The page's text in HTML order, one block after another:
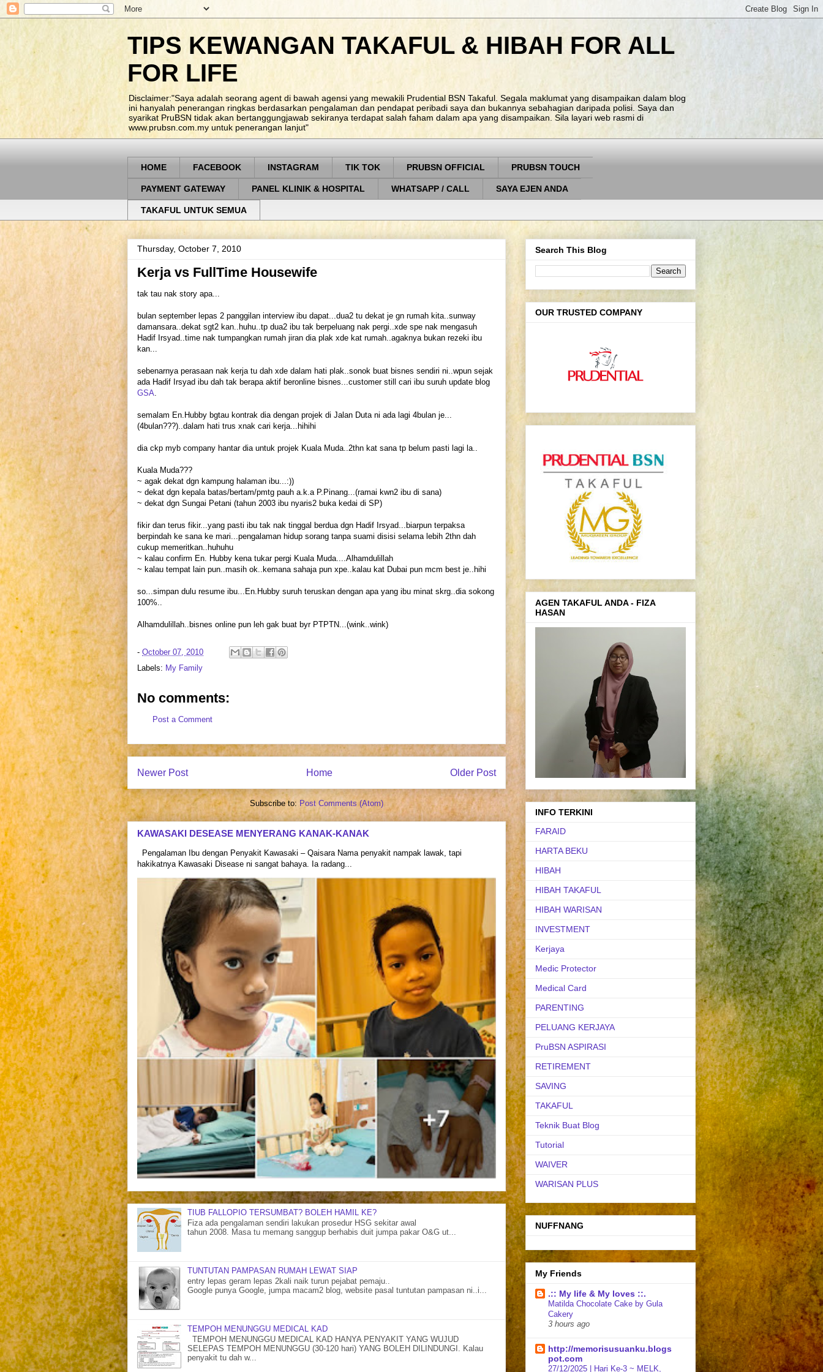
TIPS KEWANGAN TAKAFUL & HIBAH FOR ALL
FOR LIFE
Disclaimer:"Saya adalah seorang agent di bawah agensi yang mewakili Prudential BSN Takaful. Segala maklumat yang disampaikan dalam blog
ini hanyalah penerangan ringkas berdasarkan pengalaman dan pendapat peribadi saya dan bukannya sebahagian daripada polisi. Saya dan
syarikat PruBSN tidak akan bertanggungjawab sekiranya terdapat salah faham dalam apa yang disampaikan. Sila layari web rasmi di
www.prubsn.com.my untuk penerangan lanjut"
HOME FACEBOOK INSTAGRAM TIK TOK PRUBSN OFFICIAL PRUBSN TOUCH
PAYMENT GATEWAY PANEL KLINIK & HOSPITAL WHATSAPP / CALL SAYA EJEN ANDA
TAKAFUL UNTUK SEMUA
Thursday, October 7, 2010
Kerja vs FullTime Housewife
tak tau nak story apa...
bulan september lepas 2 panggilan interview ibu dapat...dua2 tu dekat je gn rumah kita..sunway
damansara..dekat sgt2 kan..huhu..tp dua2 ibu tak berpeluang nak pergi..xde spe nak mengasuh
Hadif Irsyad..time nak tumpangkan rumah jiran dia plak xde kat rumah..agaknya bukan rezeki ibu
kan...
sebenarnya perasaan nak kerja tu dah xde dalam hati plak..sonok buat bisnes sendiri ni..wpun sejak
ada Hadif Irsyad ibu dah tak berapa aktif beronline bisnes...customer still cari ibu suruh update blog
GSA.
semalam En.Hubby bgtau kontrak dia dengan projek di Jalan Duta ni ada lagi 4bulan je...
(4bulan???)..dalam hati trus xnak cari kerja...hihihi
dia ckp myb company hantar dia untuk projek Kuala Muda..2thn kat sana tp belum pasti lagi la..
Kuala Muda???
~ agak dekat dgn kampung halaman ibu...:))
~ dekat dgn kepala batas/bertam/pmtg pauh a.k.a P.Pinang...(ramai kwn2 ibu di sana)
~ dekat dgn Sungai Petani (tahun 2003 ibu nyaris2 buka kedai di SP)
fikir dan terus fikir...yang pasti ibu tak nak tinggal berdua dgn Hadif Irsyad...biarpun terpaksa
berpindah ke sana ke mari...pengalaman hidup sorang tanpa suami disisi selama lebih 2thn dah
cukup memeritkan..huhuhu
~ kalau confirm En. Hubby kena tukar pergi Kuala Muda....Alhamdulillah
~ kalau tempat lain pun..masih ok..kemana sahaja pun xpe..kalau kat Dubai pun mcm best je..hihi
so...simpan dulu resume ibu...En.Hubby suruh teruskan dengan apa yang ibu minat skrg..dia sokong
100%..
Alhamdulillah..bisnes online pun leh gak buat byr PTPTN...(wink..wink)
- October 07, 2010
Labels: My Family
No comments:
Post a Comment
Newer Post Older Post
Home
Subscribe to: Post Comments (Atom)
KAWASAKI DESEASE MENYERANG KANAK-KANAK
Pengalaman Ibu dengan Penyakit Kawasaki – Qaisara Nama penyakit nampak lawak, tapi
hakikatnya Kawasaki Disease ni sangat bahaya. Ia radang...
TIUB FALLOPIO TERSUMBAT? BOLEH HAMIL KE?
Fiza ada pengalaman sendiri lakukan prosedur HSG sekitar awal
tahun 2008. Masa tu memang sanggup berhabis duit jumpa pakar O&G ut...
TUNTUTAN PAMPASAN RUMAH LEWAT SIAP
entry lepas geram lepas 2kali naik turun pejabat pemaju..
Google punya Google, jumpa macam2 blog, website pasal tuntutan pampasan ni..i...
TEMPOH MENUNGGU MEDICAL KAD
TEMPOH MENUNGGU MEDICAL KAD HANYA PENYAKIT YANG WUJUD
SELEPAS TEMPOH MENUNGGU (30-120 hari) YANG BOLEH DILINDUNGI. Kalau
penyakit tu dah w...
Search This Blog
OUR TRUSTED COMPANY
AGEN TAKAFUL ANDA - FIZA
HASAN
INFO TERKINI
FARAID
HARTA BEKU
HIBAH
HIBAH TAKAFUL
HIBAH WARISAN
INVESTMENT
Kerjaya
Medic Protector
Medical Card
PARENTING
PELUANG KERJAYA
PruBSN ASPIRASI
RETIREMENT
SAVING
TAKAFUL
Teknik Buat Blog
Tutorial
WAIVER
WARISAN PLUS
NUFFNANG
My Friends
.:: My life & My loves ::.
Matilda Chocolate Cake by Gula
Cakery
3 hours ago
http://memorisusuanku.blogs
pot.com
27/12/2025 | Hari Ke-3 ~ MELK,